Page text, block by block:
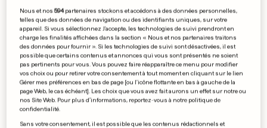
FOOTBALL/LUXEMBOURG
Dudelange veut tourner
la page avec la Coupe
0 0
Nous et nos594partenaires stockons et accédons à des données personnelles,
telles que des données de navigation ou des identifiants uniques, sur votre
appareil. Si vous sélectionnez J'accepte, les technologies de suivi prendront en
charge les finalités affichées dans la section « Nous et nos partenaires traitons
des données pour fournir ». Si les technologies de suivi sont désactivées, il est
possible que certains contenus et annonces qui vous sont présentés ne soient
pas pertinents pour vous. Vous pouvez faire réapparaître ce menu pour modifier
vos choix ou pour retirer votre consentement à tout moment en cliquant sur le lien
Gérer mes préférences en bas de page [ou l'icône flottante en bas à gauche de la
page Web, le cas échéant]. Les choix que vous avez fait aurons un effet sur notre ou
nos Site Web. Pour plus d’informations, reportez-vous à notre politique de
confidentialité.
Sans votre consentement, il est possible que les contenus rédactionnels et